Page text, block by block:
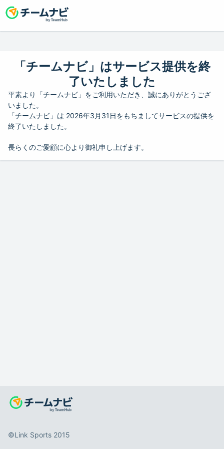
「チームナビ」はサービス提供を終
了いたしました
平素より「チームナビ」をご利用いただき、誠にありがとうござ
いました。
「チームナビ」は 2026年3月31日をもちましてサービスの提供を
終了いたしました。
長らくのご愛顧に心より御礼申し上げます。
©️Link Sports 2015